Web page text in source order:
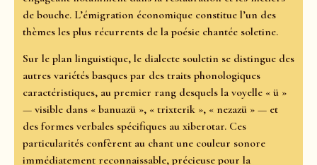
de bouche. L’émigration économique constitue l’un des
thèmes les plus récurrents de la poésie chantée soletine.
Sur le plan linguistique, le dialecte souletin se distingue des
autres variétés basques par des traits phonologiques
caractéristiques, au premier rang desquels la voyelle « ü »
— visible dans « banuazü », « trixterik », « nezazü » — et
des formes verbales spécifiques au xiberotar. Ces
particularités confèrent au chant une couleur sonore
immédiatement reconnaissable, précieuse pour la